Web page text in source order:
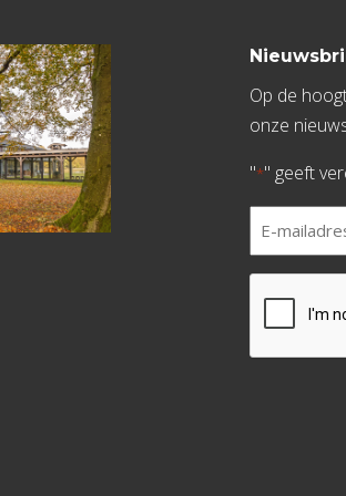
Op de
onze
"*" geeft
mailadres
*